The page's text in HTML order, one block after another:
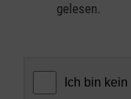
gelesen.